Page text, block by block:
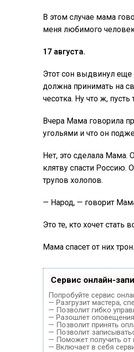
В этом случае мама
меня любимого
17 августа.
Этот сон выдвинул еще
должна принимать на
чесотка. Ну что ж,
Вчера Мама говорила
угольями и что он
Нет, это сделала Мама.
клятву спасти Россию.
трупов холопов.
— Народ, — говорит
Это те, кто хочет стать
Мама спасет от них трон.
Сервис онлайн-
Попробуйте сервис
— Разгрузит мастера,
— Позволит гибко
— Разошлет оповещения
— Позволит принять
— Позволит
— Поможет получить от
— Включает в себя